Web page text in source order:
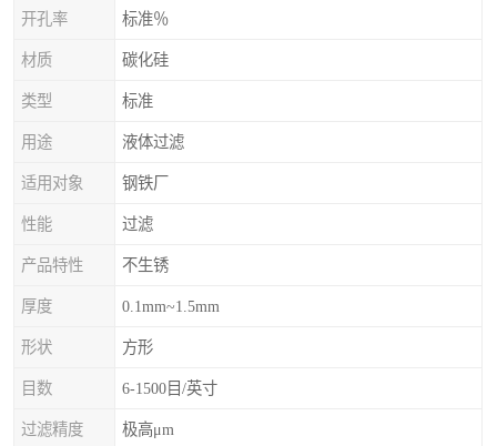
开孔率 标准％
材质 碳化硅
类型 标准
用途 液体过滤
适用对象 钢铁厂
性能 过滤
产品特性 不生锈
厚度 0.1mm~1.5mm
形状 方形
目数 6-1500目/英寸
过滤精度 极高μm